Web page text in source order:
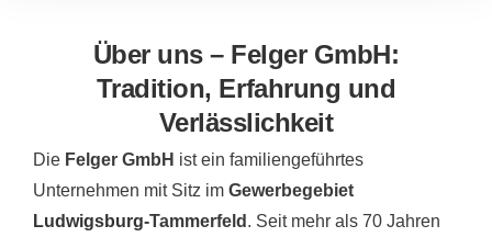
Über uns – Felger GmbH:
Tradition, Erfahrung und
Verlässlichkeit
Die Felger GmbH ist ein familiengeführtes
Unternehmen mit Sitz im Gewerbegebiet
Ludwigsburg-Tammerfeld . Seit mehr als 70 Jahren